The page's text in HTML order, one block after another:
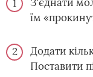
їм
Додати
Поставити